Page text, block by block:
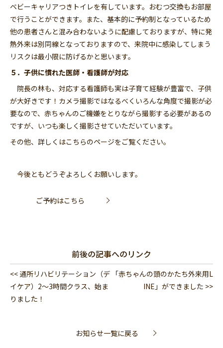
ベビーキャリアつきトイレを有しています。おむつ交換もお部屋
で行うことができます。また、基本的に予約制となっているため
他の患者さんと混み合わないように配慮しておりますが、特に発
熱外来は別同線となっておりますので、来院中に感染してしまう
リスクは最小限に防げるかと思います。
５．子供に慣れた医師・看護師が対応
院長の林も、対応する看護師も実は子育て経験が豊富で、子供
が大好きです！カメラ撮影ではなるべくいろんな角度で撮影が必
要なので、赤ちゃんのご機嫌をとりながら撮影する必要があるの
ですが、いつも楽しく撮影させていただいています。
その他、 詳しくはこちらのページをご覧ください。
今後ともどうぞよろしくお願いします。
ご予約はこちら
前後の記事へのリンク
<< 通所リハビリテーション（デ
イケア）2～3時間クラス、始ま
りました！
「赤ちゃんの頭のかたち外来用L
INE」ができました >>
お知らせ一覧に戻る